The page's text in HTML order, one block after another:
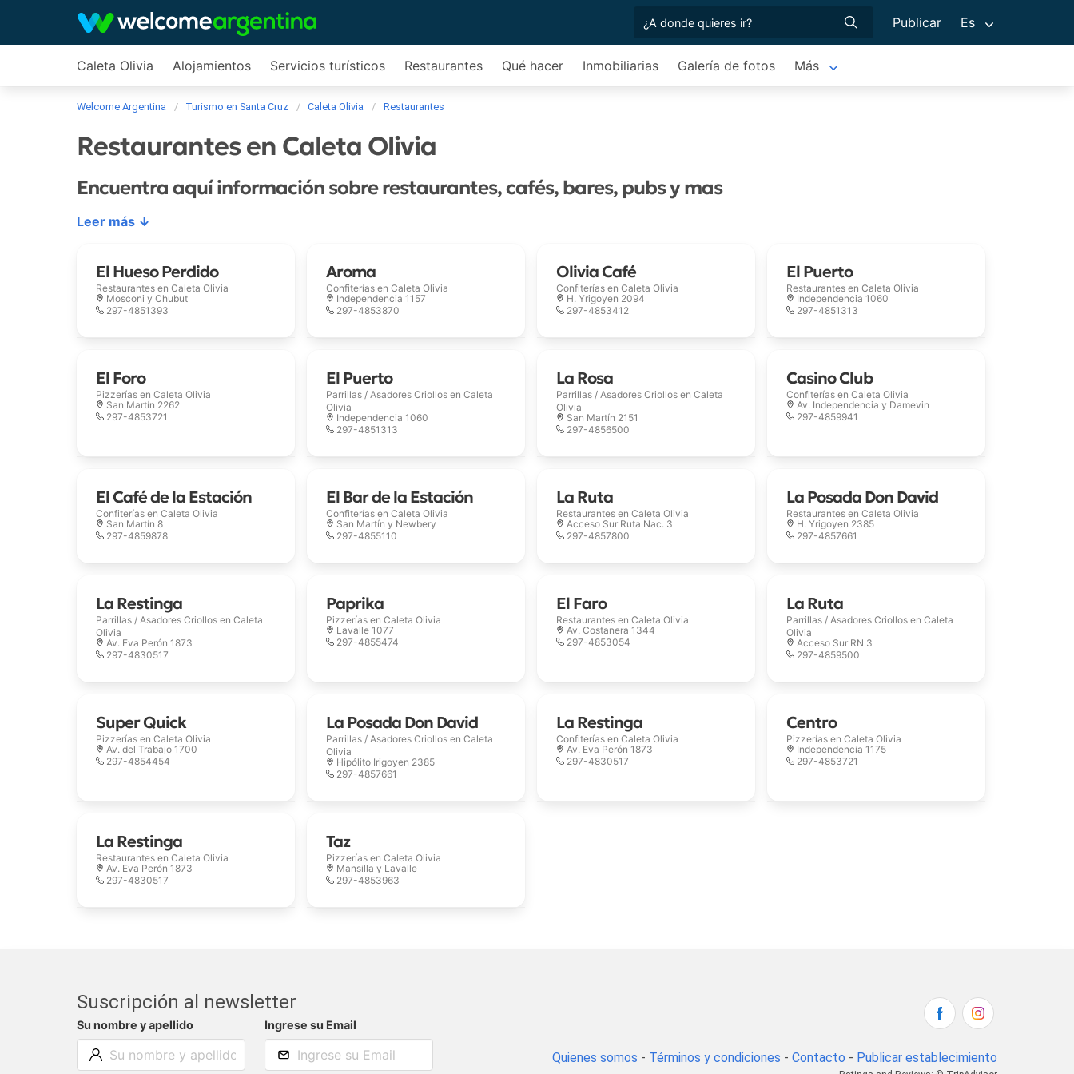
Publicar Es
Caleta Olivia Alojamientos Servicios turísticos Restaurantes Qué hacer Inmobiliarias Galería de fotos Más
Welcome Argentina Turismo en Santa Cruz Caleta Olivia Restaurantes
Restaurantes en Caleta Olivia
Encuentra aquí información sobre restaurantes, cafés, bares, pubs y mas
Leer más ↓
El Hueso Perdido
Restaurantes en Caleta Olivia
Mosconi y Chubut
297-4851393
Aroma
Confiterías en Caleta Olivia
Independencia 1157
297-4853870
Olivia Café
Confiterías en Caleta Olivia
H. Yrigoyen 2094
297-4853412
El Puerto
Restaurantes en Caleta Olivia
Independencia 1060
297-4851313
El Foro
Pizzerías en Caleta Olivia
San Martín 2262
297-4853721
El Puerto
Parrillas / Asadores Criollos en Caleta
Olivia
Independencia 1060
297-4851313
La Rosa
Parrillas / Asadores Criollos en Caleta
Olivia
San Martín 2151
297-4856500
Casino Club
Confiterías en Caleta Olivia
Av. Independencia y Damevin
297-4859941
El Café de la Estación
Confiterías en Caleta Olivia
San Martín 8
297-4859878
El Bar de la Estación
Confiterías en Caleta Olivia
San Martín y Newbery
297-4855110
La Ruta
Restaurantes en Caleta Olivia
Acceso Sur Ruta Nac. 3
297-4857800
La Posada Don David
Restaurantes en Caleta Olivia
H. Yrigoyen 2385
297-4857661
La Restinga
Parrillas / Asadores Criollos en Caleta
Olivia
Av. Eva Perón 1873
297-4830517
Paprika
Pizzerías en Caleta Olivia
Lavalle 1077
297-4855474
El Faro
Restaurantes en Caleta Olivia
Av. Costanera 1344
297-4853054
La Ruta
Parrillas / Asadores Criollos en Caleta
Olivia
Acceso Sur RN 3
297-4859500
Super Quick
Pizzerías en Caleta Olivia
Av. del Trabajo 1700
297-4854454
La Posada Don David
Parrillas / Asadores Criollos en Caleta
Olivia
Hipólito Irigoyen 2385
297-4857661
La Restinga
Confiterías en Caleta Olivia
Av. Eva Perón 1873
297-4830517
Centro
Pizzerías en Caleta Olivia
Independencia 1175
297-4853721
La Restinga
Restaurantes en Caleta Olivia
Av. Eva Perón 1873
297-4830517
Taz
Pizzerías en Caleta Olivia
Mansilla y Lavalle
297-4853963
Suscripción al newsletter
Su nombre y apellido Ingrese su Email
Quienes somos - Términos y condiciones - Contacto - Publicar establecimiento